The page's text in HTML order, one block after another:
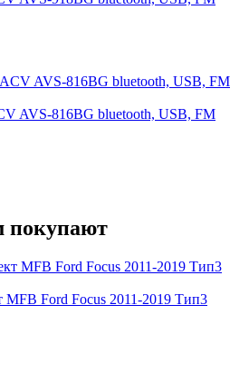
AVS-816BG bluetooth, USB, FM
покупают
MFB Ford Focus 2011-2019 Тип3